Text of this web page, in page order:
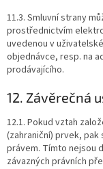
11.3. Smluvní strany
prostřednictvím
uvedenou v
objednávce, resp. na
prodávajícího.
12. Závěrečná
12.1. Pokud vztah
(zahraniční) prvek,
právem. Tímto nejsou
závazných právních